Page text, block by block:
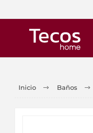
Inicio Baños